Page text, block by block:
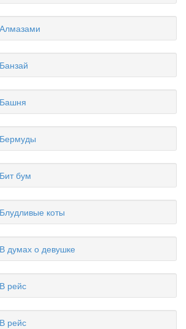
бум
коты
думах о девушке
рейс
рейс